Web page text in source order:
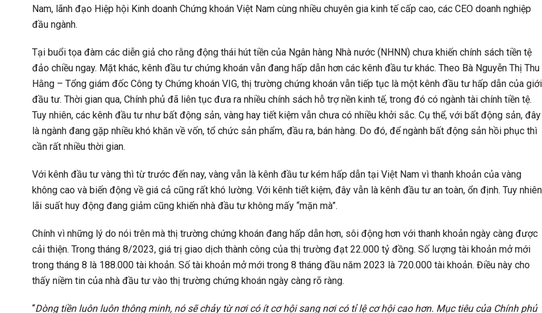
Nam, lãnh đạo Hiệp hội Kinh doanh Chứng khoán Việt Nam cùng nhiều chuyên gia kinh tế cấp cao, các CEO doanh nghiệp
đầu ngành.
Tại buổi tọa đàm các diễn giả cho rằng động thái hút tiền của Ngân hàng Nhà nước (NHNN) chưa khiến chính sách tiền tệ
đảo chiều ngay. Mặt khác, kênh đầu tư chứng khoán vẫn đang hấp dẫn hơn các kênh đầu tư khác. Theo Bà Nguyễn Thị Thu
Hằng – Tổng giám đốc Công ty Chứng khoán VIG, thị trường chứng khoán vẫn tiếp tục là một kênh đầu tư hấp dẫn của giới
đầu tư. Thời gian qua, Chính phủ đã liên tục đưa ra nhiều chính sách hỗ trợ nền kinh tế, trong đó có ngành tài chính tiền tệ.
Tuy nhiên, các kênh đầu tư như bất động sản, vàng hay tiết kiệm vẫn chưa có nhiều khởi sắc. Cụ thể, với bất động sản, đây
là ngành đang gặp nhiều khó khăn về vốn, tổ chức sản phẩm, đầu ra, bán hàng. Do đó, để ngành bất động sản hồi phục thì
cần rất nhiều thời gian.
Với kênh đầu tư vàng thì từ trước đến nay, vàng vẫn là kênh đầu tư kém hấp dẫn tại Việt Nam vì thanh khoản của vàng
không cao và biến động về giá cả cũng rất khó lường. Với kênh tiết kiệm, đây vẫn là kênh đầu tư an toàn, ổn định. Tuy
lãi suất huy động đang giảm cũng khiến nhà đầu tư không mấy “mặn mà”.
Chính vì những lý do nói trên mà thị trường chứng khoán đang hấp dẫn hơn, sôi động hơn với thanh khoản ngày càng được
cải thiện. Trong tháng 8/2023, giá trị giao dịch thành công của thị trường đạt 22.000 tỷ đồng. Số lượng tài khoản mở mới
trong tháng 8 là 188.000 tài khoản. Số tài khoản mở mới trong 8 tháng đầu năm 2023 là 720.000 tài khoản. Điều này cho
thấy niềm tin của nhà đầu tư vào thị trường chứng khoán ngày càng rõ ràng.
“Dòng tiền luôn luôn thông minh, nó sẽ chảy từ nơi có ít cơ hội sang nơi có tỉ lệ cơ hội cao hơn. Mục tiêu của Chính phủ